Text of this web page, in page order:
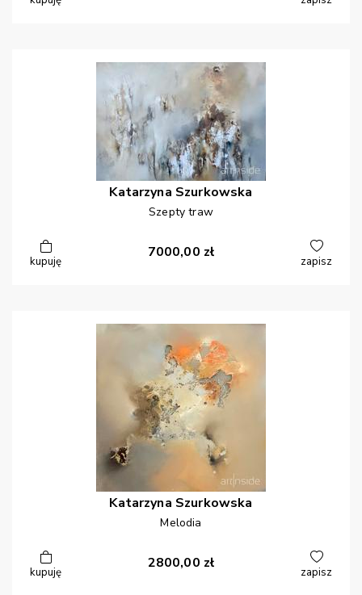
Katarzyna Szurkowska
Szepty traw
kupuję
7000,00 zł
zapisz
Katarzyna Szurkowska
Melodia
kupuję
2800,00 zł
zapisz